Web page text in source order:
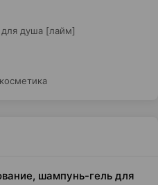
душа [лайм]
шампунь-гель для